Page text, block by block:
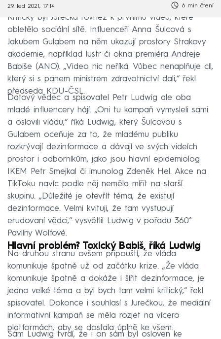
29. led 2021, 17:14 6 min čtení
Kritický byl Jurečka rovněž k prvnímu videu, které
obletělo sociální sítě. Influenceři Anna Šulcová s
Jakubem Gulabem na něm ukazují prostory Strakovy
akademie, například lustr či okna premiéra Andreje
Babiše (ANO). „Video nic neříká. Vůbec nenaplňuje cíl,
který si s panem ministrem zdravotnictví dali,“ řekl
předseda KDU-ČSL.
Datový vědec a spisovatel Petr Ludwig ale oba
mladé influencery hájí. „Oni tu kampaň vymysleli sami
a oslovili vládu,“ říká Ludwig, který Šulcovou s
Gulabem oceňuje za to, že mladému publiku
rozkrývají dezinformace a dávají ve svých videích
prostor i odborníkům, jako jsou hlavní epidemiolog
IKEM Petr Smejkal či imunolog Zdeněk Hel. Akce na
TikToku navíc podle něj neměla mířit na starší
skupinu. „Důležité je otevřít téma, že existují
dezinformace. Velmi kvituji, že tam vystupují
erudovaní vědci,“ vysvětlil Ludwig v pořadu 360°
Pavlíny Wolfové.
Hlavní problém? Toxický Babiš, říká Ludwig
Na druhou stranu ovšem připouští, že vláda
komunikuje špatně už od začátku krize. „Že vláda
komunikuje špatně a dokáže i šířit dezinformace, je
jedno velké téma a byl bych tam velmi kritický,“ řekl
spisovatel. Dokonce i souhlasí s Jurečkou, že mediální
informativní kampaň se měla rozjet na vícero
platformách, aby se dostala úplně ke všem.
Sám Ludwig tvrdí, že i on sám byl osloven ke